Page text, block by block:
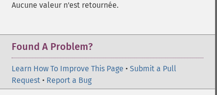
Aucune valeur n'est retournée.
Found A Problem?
Learn How To Improve This Page • Submit a Pull
Request • Report a Bug